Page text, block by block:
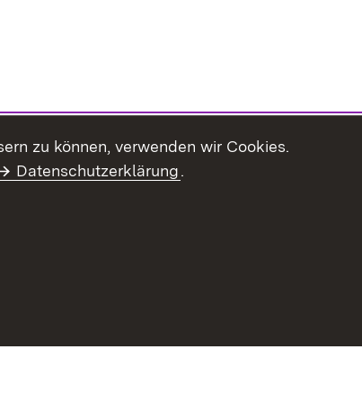
zu können, verwenden wir Cookies.
Datenschutzerklärung.